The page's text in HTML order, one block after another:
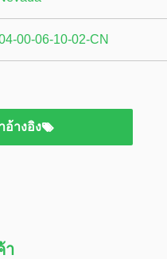
00-06-10-02-CN
อ้างอิง
า